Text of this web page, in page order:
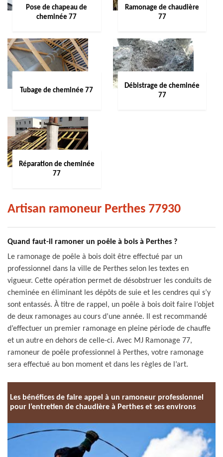
Pose de chapeau de
cheminée 77
Ramonage de chaudière
77
Tubage de cheminée 77
Débistrage de cheminée
77
Réparation de cheminée
77
Artisan ramoneur Perthes 77930
Quand faut-il ramoner un poêle à bois à Perthes ?
Le ramonage de poêle à bois doit être effectué par un
professionnel dans la ville de Perthes selon les textes en
vigueur. Cette opération permet de désobstruer les conduits de
cheminée en éliminant les dépôts de suie et les cendres qui s’y
sont entassés. À titre de rappel, un poêle à bois doit faire l’objet
de deux ramonages au cours d’une année. Il est recommandé
d’effectuer un premier ramonage en pleine période de chauffe
et un autre en dehors de celle-ci. Avec MJ Ramonage 77,
ramoneur de poêle professionnel à Perthes, votre ramonage
sera effectué au bon moment et dans les règles de l’art.
Les bénéfices de faire appel à un ramoneur professionnel
pour l’entretien de chaudière à Perthes et ses environs